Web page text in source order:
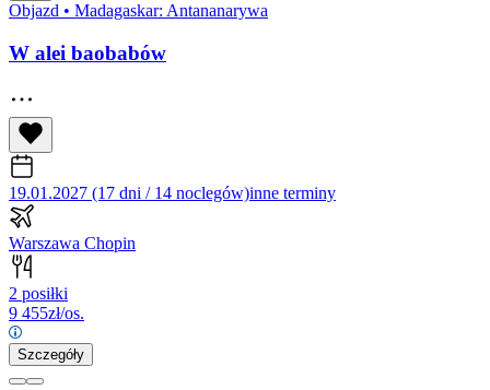
Objazd • Madagaskar: Antananarywa
W alei baobabów
19.01.2027 (17 dni / 14 noclegów)inne terminy
Warszawa Chopin
2 posiłki
9 455zł/os.
Szczegóły